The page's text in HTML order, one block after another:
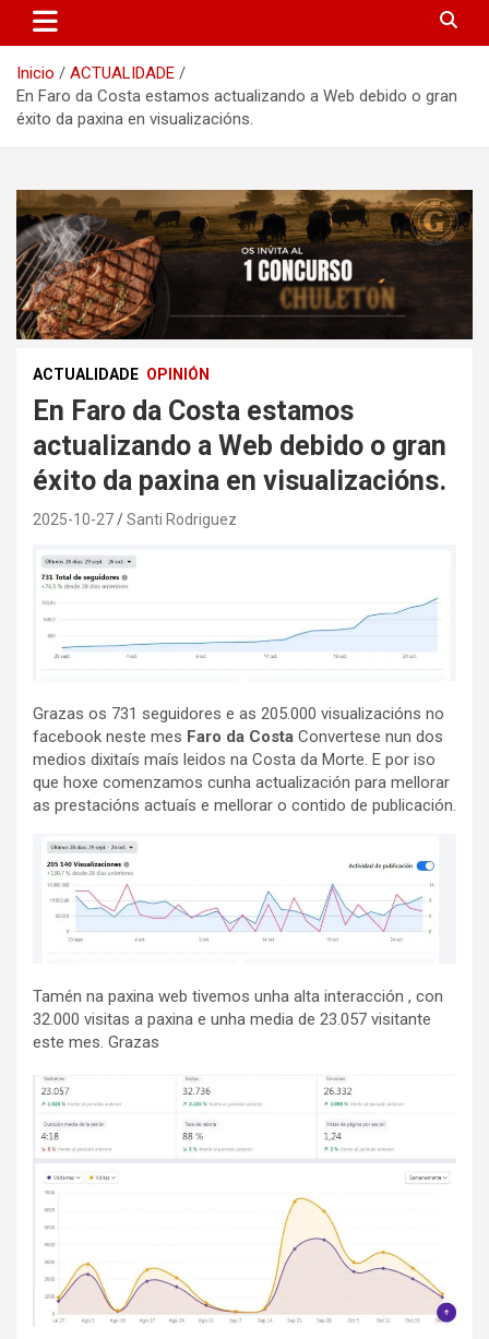
Inicio
ACTUALIDADE
En Faro da Costa estamos actualizando a Web debido o gran
éxito da paxina en visualizacións.
ACTUALIDADE OPINIÓN
En Faro da Costa estamos
actualizando a Web debido o gran
éxito da paxina en visualizacións.
2025-10-27 Santi Rodriguez
Grazas os 731 seguidores e as 205.000 visualizacións no
facebook neste mes Faro da Costa Convertese nun dos
medios dixitaís maís leidos na Costa da Morte. E por iso
que hoxe comenzamos cunha actualización para mellorar
as prestacións actuaís e mellorar o contido de publicación.
Tamén na paxina web tivemos unha alta interacción , con
32.000 visitas a paxina e unha media de 23.057 visitante
este mes. Grazas